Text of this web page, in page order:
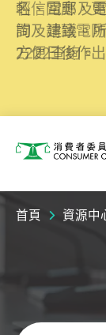
輕信回應，
問，請致電
2222查詢。
名、電郵及
詢及建議。
方便日後作
消費者委員會
首頁 資源中